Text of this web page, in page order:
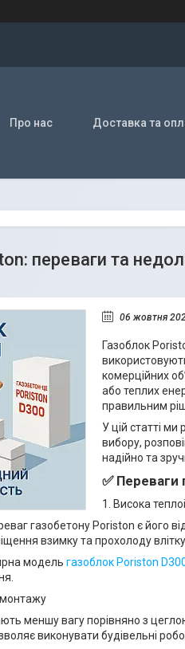
Про нас Доставка та
переваги та
06 жовтня
Газоблок
комерційних
або теплих
правильним
У цій статті
вибору,
надійно та
✅ Переваги
1. Висока
газобетону Poriston є його
взимку та прохолоду
модель газоблок Poriston
монтажу
меншу вагу порівняно з
виконувати будівельні